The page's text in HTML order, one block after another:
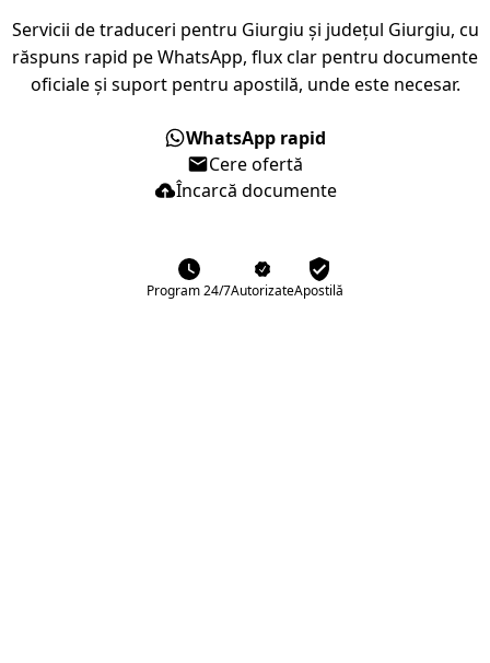
Servicii de traduceri pentru Giurgiu și județul Giurgiu, cu
răspuns rapid pe WhatsApp, flux clar pentru documente
oficiale și suport pentru apostilă, unde este necesar.
WhatsApp rapid
Cere ofertă
Încarcă documente
Program 24/7AutorizateApostilă